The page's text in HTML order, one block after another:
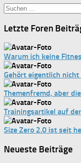
Suchen
nach:
Letzte Foren
Warum ich keine
Gehört eigentlich
Themenfremd, aber
Trainingsartikel auf
Size Zero 2.0 ist seit
Neueste Beiträge